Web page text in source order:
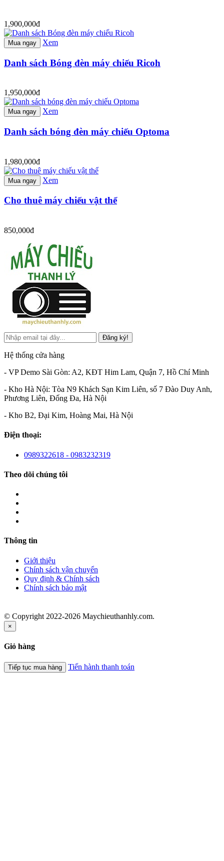
1,900,000đ
Mua ngay Xem
Danh sách Bóng đèn máy chiếu Ricoh
1,950,000đ
Mua ngay Xem
Danh sách bóng đèn máy chiếu Optoma
1,980,000đ
Mua ngay Xem
Cho thuê máy chiếu vật thể
850,000đ
Đăng ký!
Hệ thống cửa hàng
- VP Demo Sài Gòn: A2, KĐT Him Lam, Quận 7, Hồ Chí Minh
- Kho Hà Nội: Tòa N9 Khách Sạn Kim Liên, số 7 Đào Duy Anh,
Phương Liên, Đống Đa, Hà Nội
- Kho B2, Đại Kim, Hoàng Mai, Hà Nội
Điện thoại:
0989322618 - 0983232319
Theo dõi chúng tôi
Thông tin
Giới thiệu
Chính sách vận chuyển
Quy định & Chính sách
Chính sách bảo mật
© Copyright 2022-2026 Maychieuthanhly.com.
×
Giỏ hàng
Tiếp tục mua hàng Tiến hành thanh toán